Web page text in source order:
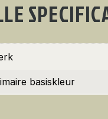
basiskleur